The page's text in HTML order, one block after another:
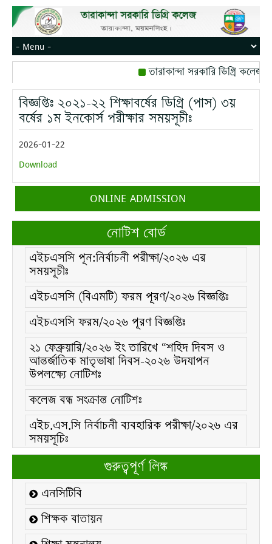
তারাকান্দা সরকারি ডিগ্রি
রোজ বৃহস্পতিবার।
বঙ্গবন্ধু
মোবাইল নম্বর: পেইজ-০১
বিজ্ঞপ্তিঃ ২০২১-২২ শিক্ষাবর্ষের ডিগ্রি (পাস) ৩য়
বর্ষের ১ম ইনকোর্স পরীক্ষার সময়সূচীঃ
2026-01-22
Download
ONLINE ADMISSION
নোটিশ বোর্ড
তারাকান্দা সরকারি ডিগ্রি কলেজ, তারাকান্দা,
ময়মনসিংহ এর তথ্য ও যোগাযোগ প্রযুক্তি বিষয়ের
প্রভাষক জনাব মোঃ মজিবুর রহমান খান এর
অনাপত্তি সদন (NOC)।
এইচএসসি পূন:নির্বাচনী পরীক্ষা/২০২৬ এর
সময়সূচীঃ
এইচএসসি (বিএমটি) ফরম পূরণ/২০২৬ বিজ্ঞপ্তিঃ
এইচএসসি ফরম/২০২৬ পূরণ বিজ্ঞপ্তিঃ
২১ ফেব্রুয়ারি/২০২৬ ইং তারিখে “শহিদ দিবস ও
আন্তর্জাতিক মাতৃভাষা দিবস-২০২৬ উদযাপন
উপলক্ষ্যে নোটিশঃ
কলেজ বন্ধ সংক্রান্ত নোটিশঃ
এইচ.এস.সি নির্বাচনী ব্যবহারিক পরীক্ষা/২০২৬ এর
সময়সূচিঃ
২০২১-২২ শিক্ষাবর্ষের ডিগ্রি (পাস) ৩য় বর্ষের ২য়
ইনকোর্স পরীক্ষার সময়সূচীঃ
২০২৫-২৬ শিক্ষাবর্ষের এইচ.এস.সি একাদশ শ্রেণির
শিক্ষার্থীদের উপবৃত্তি সংক্রান্ত বিজ্ঞপ্তিঃ
নোটিশঃ ০১৯
গুরুত্বপূর্ণ লিঙ্ক
এনসিটিবি
শিক্ষক বাতায়ন